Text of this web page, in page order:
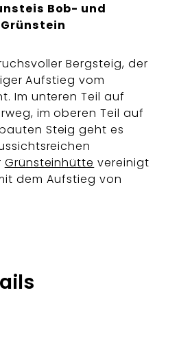
Bob- und
Bergsteig, der
Aufstieg vom
Im unteren Teil auf
im oberen Teil auf
Steig geht es
Grünsteinhütte vereinigt
dem Aufstieg von